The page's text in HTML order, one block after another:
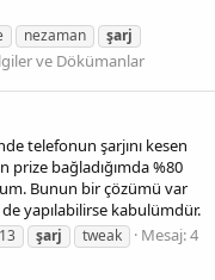
nezaman
şarj
ve Dökümanlar
telefonun şarjını kesen
prize bağladığımda %80
Bunun bir çözümü var
yapılabilirse kabulümdür.
şarj tweak
Mesaj: 4